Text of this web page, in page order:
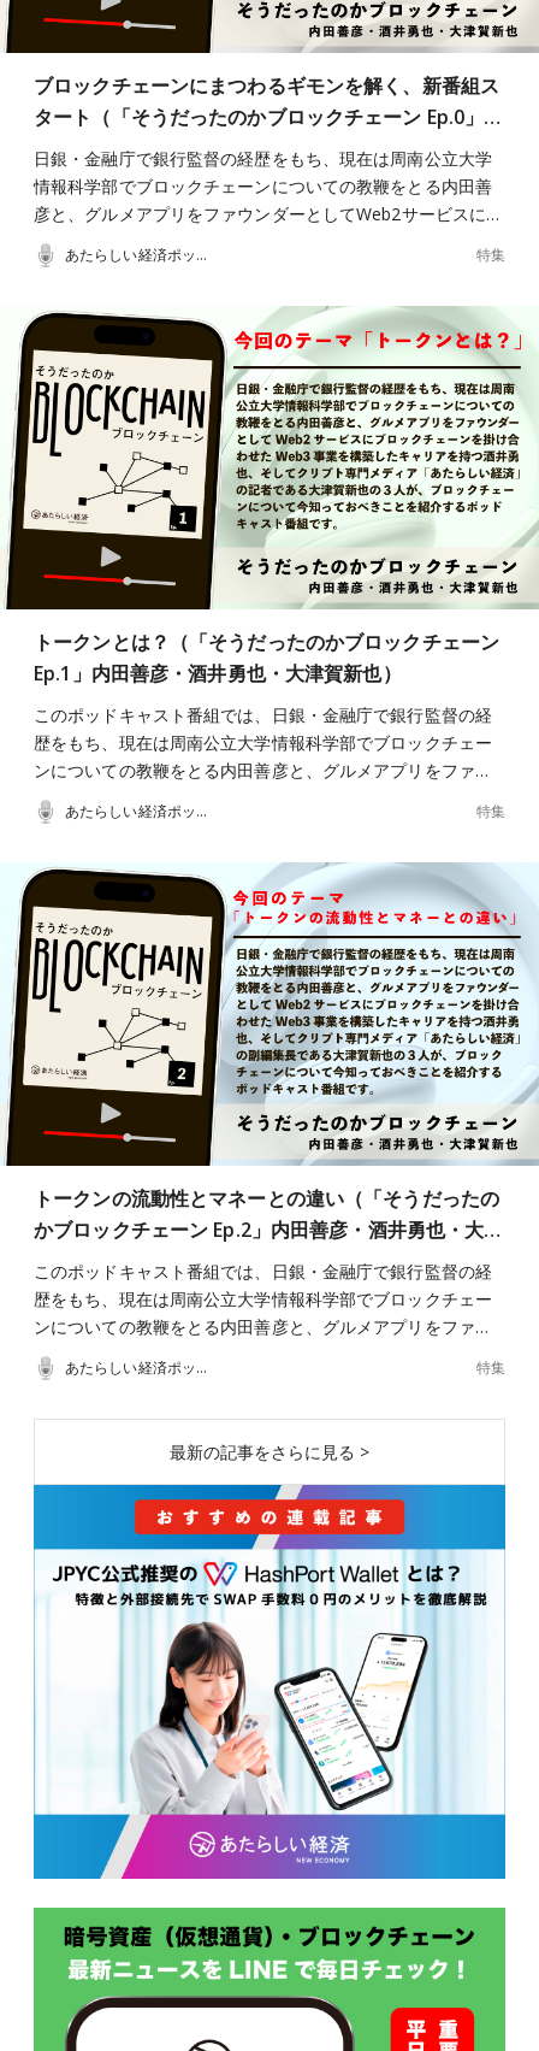
ブロックチェーンにまつわるギモンを解く、新番組ス
タート（「そうだったのかブロックチェーン Ep.0」…
日銀・金融庁で銀行監督の経歴をもち、現在は周南公立大学
情報科学部でブロックチェーンについての教鞭をとる内田善
彦と、グルメアプリをファウンダーとしてWeb2サービスに…
あたらしい経済ポッドキャスト 特集
トークンとは？（「そうだったのかブロックチェーン
Ep.1」内田善彦・酒井勇也・大津賀新也）
このポッドキャスト番組では、日銀・金融庁で銀行監督の経
歴をもち、現在は周南公立大学情報科学部でブロックチェー
ンについての教鞭をとる内田善彦と、グルメアプリをファ…
あたらしい経済ポッドキャスト 特集
トークンの流動性とマネーとの違い（「そうだったの
かブロックチェーン Ep.2」内田善彦・酒井勇也・大…
このポッドキャスト番組では、日銀・金融庁で銀行監督の経
歴をもち、現在は周南公立大学情報科学部でブロックチェー
ンについての教鞭をとる内田善彦と、グルメアプリをファ…
あたらしい経済ポッドキャスト 特集
最新の記事をさらに見る >